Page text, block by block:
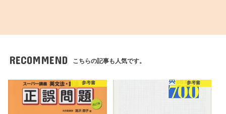
RECOMMEND こちらの記事も人気です。
参考書 参考書